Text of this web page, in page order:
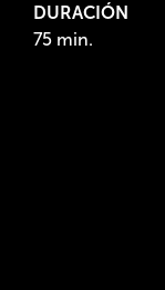
DURACIÓN
75 min.